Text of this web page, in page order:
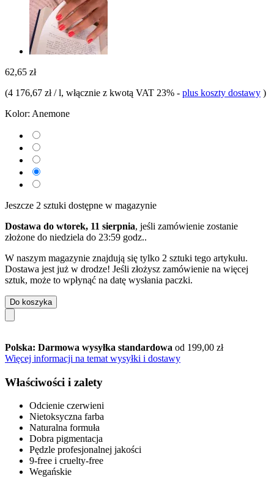
62,65 zł
(4 176,67 zł / l, włącznie z kwotą VAT 23% - plus koszty dostawy )
Kolor: Anemone
Jeszcze 2 sztuki dostępne w magazynie
Dostawa do wtorek, 11 sierpnia, jeśli zamówienie zostanie
złożone do niedziela do 23:59 godz..
W naszym magazynie znajdują się tylko 2 sztuki tego artykułu.
Dostawa jest już w drodze! Jeśli złożysz zamówienie na więcej
sztuk, może to wpłynąć na datę wysłania paczki.
Do koszyka
Polska: Darmowa wysyłka standardowa od 199,00 zł
Więcej informacji na temat wysyłki i dostawy
Właściwości i zalety
Odcienie czerwieni
Nietoksyczna farba
Naturalna formuła
Dobra pigmentacja
Pędzle profesjonalnej jakości
9-free i cruelty-free
Wegańskie